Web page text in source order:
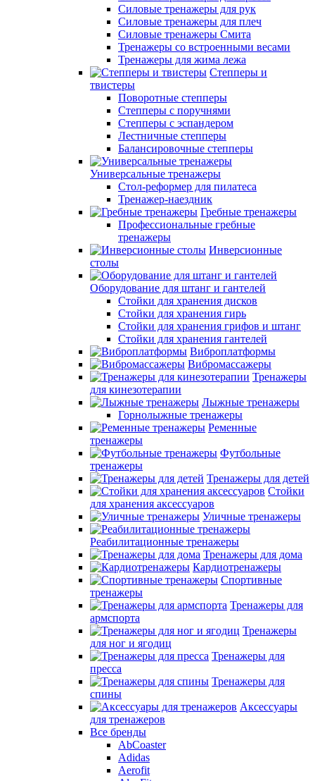
Силовые тренажеры для рук
Силовые тренажеры для плеч
Силовые тренажеры Смита
Тренажеры со встроенными весами
Тренажеры для жима лежа
Степперы и
твистеры
Поворотные степперы
Степперы с поручнями
Степперы с эспандером
Лестничные степперы
Балансировочные степперы
Универсальные тренажеры
Стол-реформер для пилатеса
Тренажер-наездник
Гребные тренажеры
Профессиональные гребные
тренажеры
Инверсионные
столы
Оборудование для штанг и гантелей
Стойки для хранения дисков
Стойки для хранения гирь
Стойки для хранения грифов и штанг
Стойки для хранения гантелей
Виброплатформы
Вибромассажеры
Тренажеры
для кинезотерапии
Лыжные тренажеры
Горнолыжные тренажеры
Ременные
тренажеры
Футбольные
тренажеры
Тренажеры для детей
Стойки
для хранения аксессуаров
Уличные тренажеры
Реабилитационные тренажеры
Тренажеры для дома
Кардиотренажеры
Спортивные
тренажеры
Тренажеры для
армспорта
Тренажеры
для ног и ягодиц
Тренажеры для
пресса
Тренажеры для
спины
Аксессуары
для тренажеров
Все бренды
AbCoaster
Adidas
Aerofit